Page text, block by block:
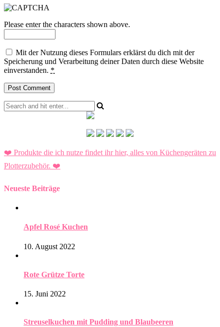
Please enter the characters shown above.
Mit der Nutzung dieses Formulars erklärst du dich mit der
Speicherung und Verarbeitung deiner Daten durch diese Website
einverstanden. *
❤️ Produkte die ich nutze findet ihr hier, alles von Küchengeräten zu
Plotterzubehör. ❤️
Neueste Beiträge
Apfel Rosé Kuchen
10. August 2022
Rote Grütze Torte
15. Juni 2022
Streuselkuchen mit Pudding und Blaubeeren